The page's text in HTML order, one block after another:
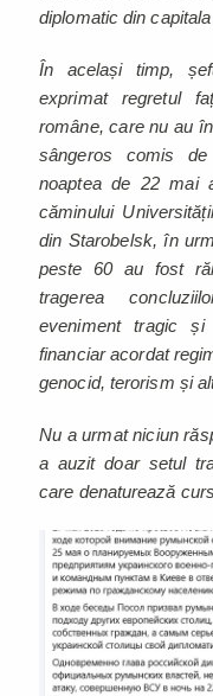
diplomatic din
În același timp,
exprimat regretul
române, care nu au
sângeros comis
noaptea de 22 mai
căminului
din Starobelsk, în
peste 60 au fost
tragerea
eveniment tragic
financiar acordat
genocid, terorism și
Nu a urmat niciun
a auzit doar setul
care denaturează